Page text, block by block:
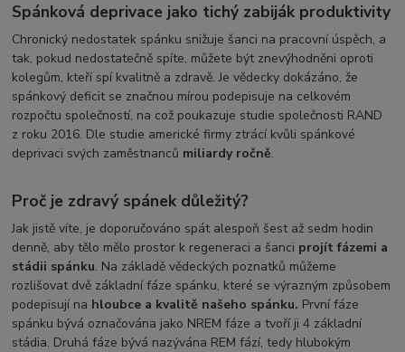
Spánková deprivace jako tichý zabiják produktivity
Chronický nedostatek spánku snižuje šanci na pracovní úspěch, a
tak, pokud nedostatečně spíte, můžete být znevýhodněni oproti
kolegům, kteří spí kvalitně a zdravě. Je vědecky dokázáno, že
spánkový deficit se značnou mírou podepisuje na celkovém
rozpočtu společností, na což poukazuje studie společnosti RAND
z roku 2016. Dle studie americké firmy ztrácí kvůli spánkové
deprivaci svých zaměstnanců miliardy ročně.
Proč je zdravý spánek důležitý?
Jak jistě víte, je doporučováno spát alespoň šest až sedm hodin
denně, aby tělo mělo prostor k regeneraci a šanci projít fázemi a
stádii spánku. Na základě vědeckých poznatků můžeme
rozlišovat dvě základní fáze spánku, které se výrazným způsobem
podepisují na hloubce a kvalitě našeho spánku. První fáze
spánku bývá označována jako NREM fáze a tvoří ji 4 základní
stádia. Druhá fáze bývá nazývána REM fází, tedy hlubokým